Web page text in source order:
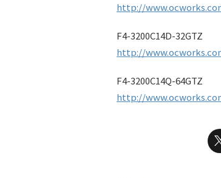
http://
F4-3200C14D-32GTZ
http://
F4-3200C14Q-64GTZ
http://